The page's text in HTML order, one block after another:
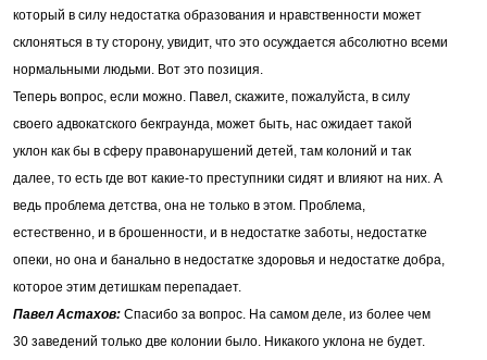
который в силу недостатка образования и нравственности может
склоняться в ту сторону, увидит, что это осуждается абсолютно всеми
нормальными людьми. Вот это позиция.
Теперь вопрос, если можно. Павел, скажите, пожалуйста, в силу
своего адвокатского бекграунда, может быть, нас ожидает такой
уклон как бы в сферу правонарушений детей, там колоний и так
далее, то есть где вот какие-то преступники сидят и влияют на них. А
ведь проблема детства, она не только в этом. Проблема,
естественно, и в брошенности, и в недостатке заботы, недостатке
опеки, но она и банально в недостатке здоровья и недостатке добра,
которое этим детишкам перепадает.
Павел Астахов: Спасибо за вопрос. На самом деле, из более чем
30 заведений только две колонии было. Никакого уклона не будет.